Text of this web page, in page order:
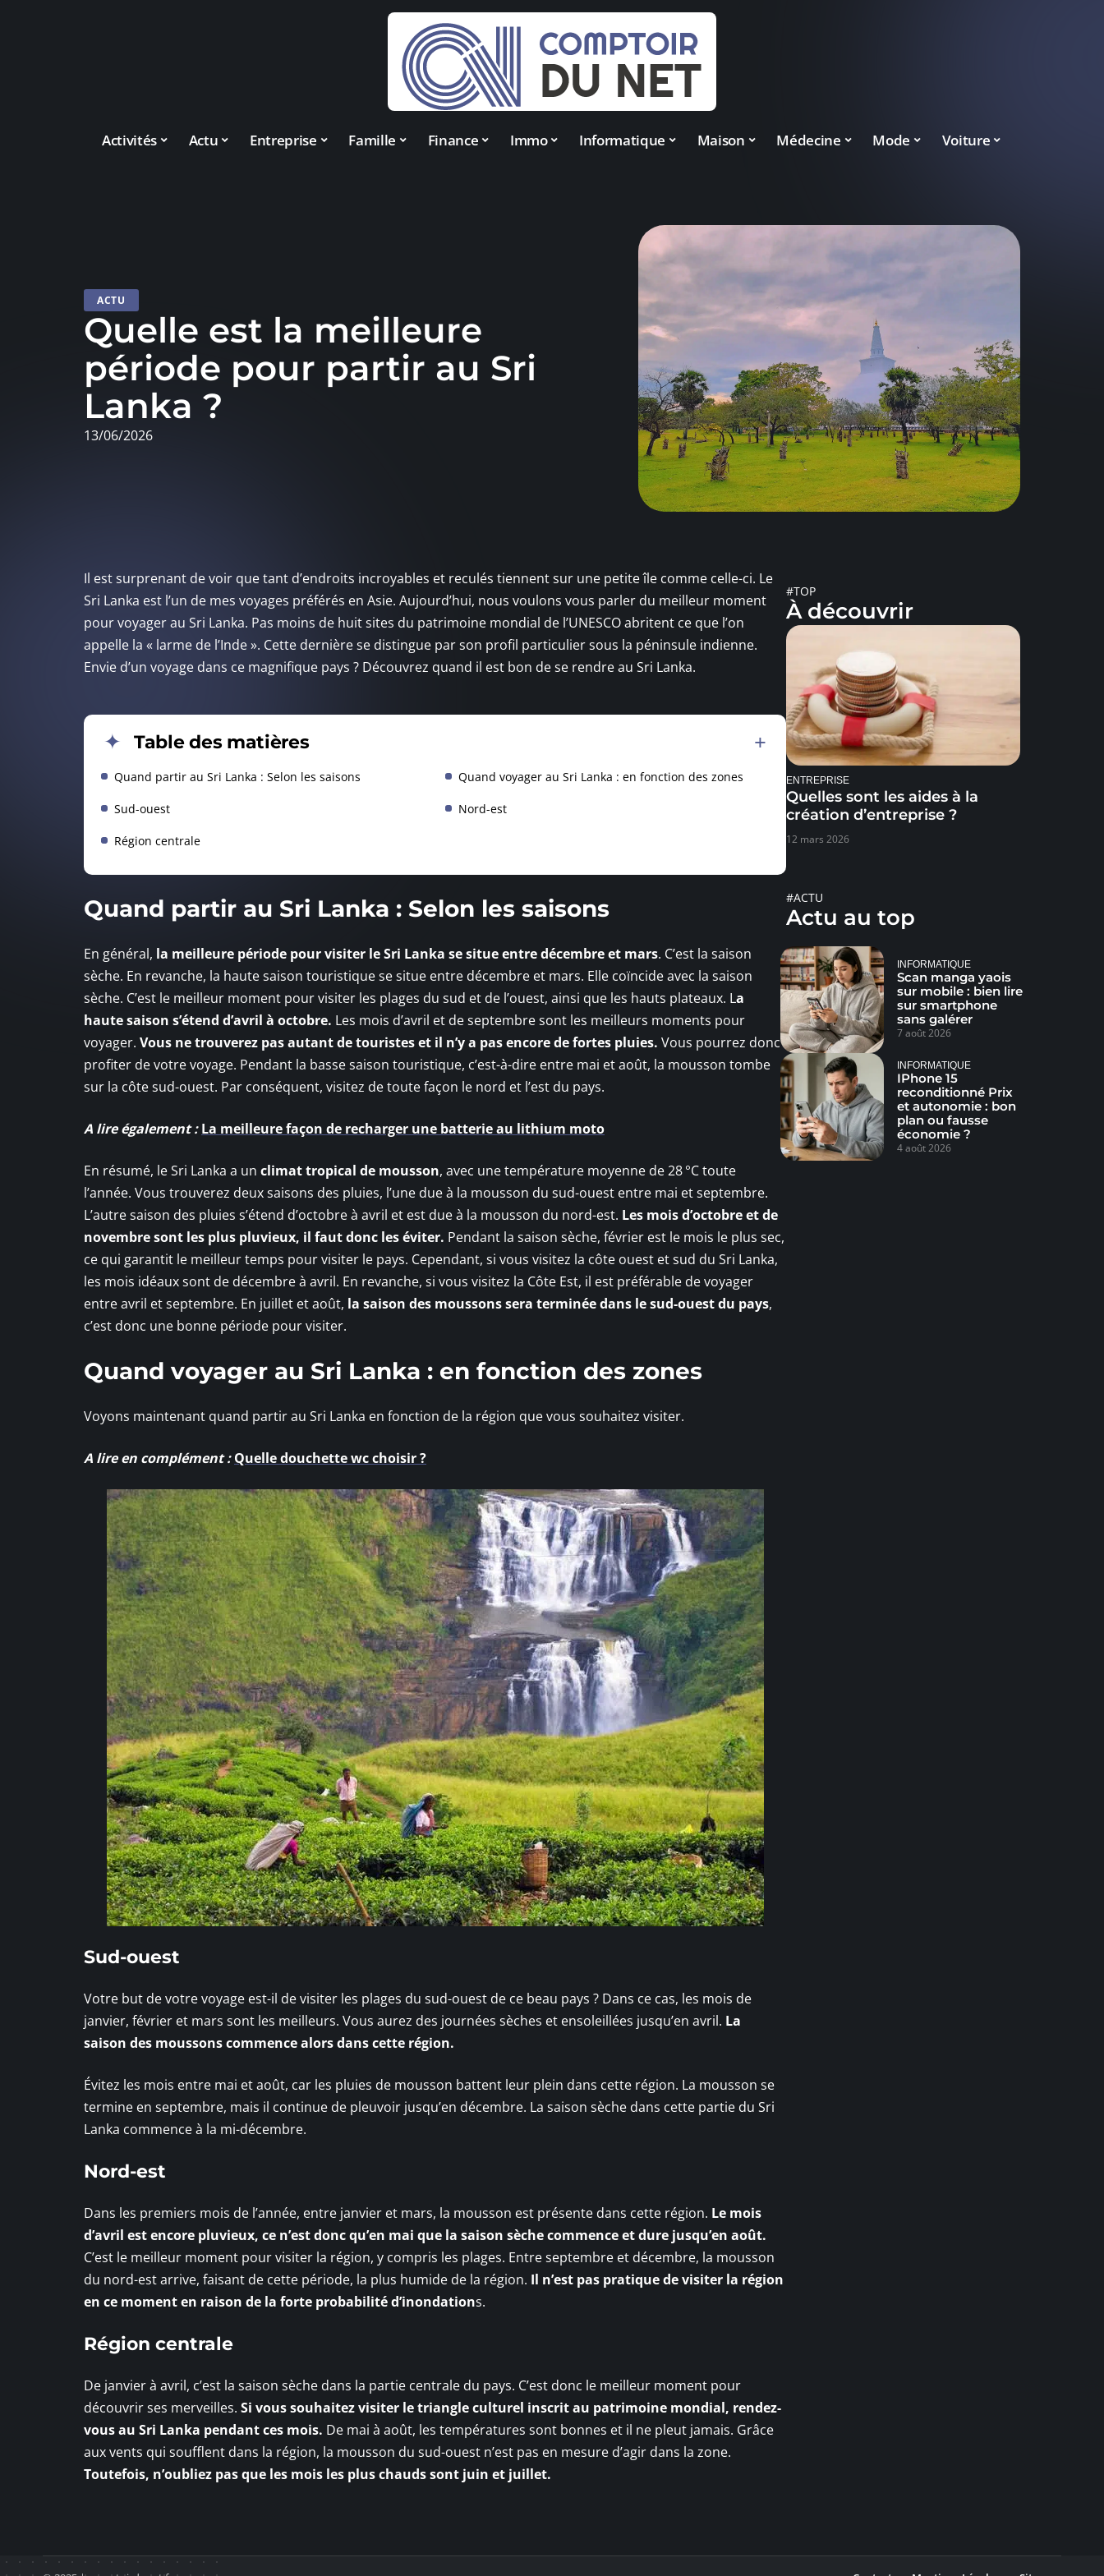
Activités Actu Entreprise Famille Finance Immo Informatique Maison Médecine Mode Voiture
ACTU
Quelle est la meilleure
période pour partir au Sri
Lanka ?
13/06/2026
Il est surprenant de voir que tant d’endroits incroyables et reculés tiennent sur une petite île comme celle-ci. Le
Sri Lanka est l’un de mes voyages préférés en Asie. Aujourd’hui, nous voulons vous parler du meilleur moment
pour voyager au Sri Lanka. Pas moins de huit sites du patrimoine mondial de l’UNESCO abritent ce que l’on
appelle la « larme de l’Inde ». Cette dernière se distingue par son profil particulier sous la péninsule indienne.
Envie d’un voyage dans ce magnifique pays ? Découvrez quand il est bon de se rendre au Sri Lanka.
Table des matières
Quand partir au Sri Lanka : Selon les saisons Quand voyager au Sri Lanka : en fonction des zones
Sud-ouest Nord-est
Région centrale
Quand partir au Sri Lanka : Selon les saisons
En général, la meilleure période pour visiter le Sri Lanka se situe entre décembre et mars. C’est la saison
sèche. En revanche, la haute saison touristique se situe entre décembre et mars. Elle coïncide avec la saison
sèche. C’est le meilleur moment pour visiter les plages du sud et de l’ouest, ainsi que les hauts plateaux. La
haute saison s’étend d’avril à octobre. Les mois d’avril et de septembre sont les meilleurs moments pour
voyager. Vous ne trouverez pas autant de touristes et il n’y a pas encore de fortes pluies. Vous pourrez donc
profiter de votre voyage. Pendant la basse saison touristique, c’est-à-dire entre mai et août, la mousson tombe
sur la côte sud-ouest. Par conséquent, visitez de toute façon le nord et l’est du pays.
A lire également : La meilleure façon de recharger une batterie au lithium moto
En résumé, le Sri Lanka a un climat tropical de mousson, avec une température moyenne de 28 °C toute
l’année. Vous trouverez deux saisons des pluies, l’une due à la mousson du sud-ouest entre mai et septembre.
L’autre saison des pluies s’étend d’octobre à avril et est due à la mousson du nord-est. Les mois d’octobre et de
novembre sont les plus pluvieux, il faut donc les éviter. Pendant la saison sèche, février est le mois le plus sec,
ce qui garantit le meilleur temps pour visiter le pays. Cependant, si vous visitez la côte ouest et sud du Sri Lanka,
les mois idéaux sont de décembre à avril. En revanche, si vous visitez la Côte Est, il est préférable de voyager
entre avril et septembre. En juillet et août, la saison des moussons sera terminée dans le sud-ouest du pays,
c’est donc une bonne période pour visiter.
Quand voyager au Sri Lanka : en fonction des zones
Voyons maintenant quand partir au Sri Lanka en fonction de la région que vous souhaitez visiter.
A lire en complément : Quelle douchette wc choisir ?
Sud-ouest
Votre but de votre voyage est-il de visiter les plages du sud-ouest de ce beau pays ? Dans ce cas, les mois de
janvier, février et mars sont les meilleurs. Vous aurez des journées sèches et ensoleillées jusqu’en avril. La
saison des moussons commence alors dans cette région.
Évitez les mois entre mai et août, car les pluies de mousson battent leur plein dans cette région. La mousson se
termine en septembre, mais il continue de pleuvoir jusqu’en décembre. La saison sèche dans cette partie du Sri
Lanka commence à la mi-décembre.
Nord-est
Dans les premiers mois de l’année, entre janvier et mars, la mousson est présente dans cette région. Le mois
d’avril est encore pluvieux, ce n’est donc qu’en mai que la saison sèche commence et dure jusqu’en août.
C’est le meilleur moment pour visiter la région, y compris les plages. Entre septembre et décembre, la mousson
du nord-est arrive, faisant de cette période, la plus humide de la région. Il n’est pas pratique de visiter la région
en ce moment en raison de la forte probabilité d’inondations.
Région centrale
De janvier à avril, c’est la saison sèche dans la partie centrale du pays. C’est donc le meilleur moment pour
découvrir ses merveilles. Si vous souhaitez visiter le triangle culturel inscrit au patrimoine mondial, rendez-
vous au Sri Lanka pendant ces mois. De mai à août, les températures sont bonnes et il ne pleut jamais. Grâce
aux vents qui soufflent dans la région, la mousson du sud-ouest n’est pas en mesure d’agir dans la zone.
Toutefois, n’oubliez pas que les mois les plus chauds sont juin et juillet.
#TOP
À découvrir
ENTREPRISE
Quelles sont les aides à la
création d’entreprise ?
12 mars 2026
#ACTU
Actu au top
INFORMATIQUE
Scan manga yaois
sur mobile : bien lire
sur smartphone
sans galérer
7 août 2026
INFORMATIQUE
IPhone 15
reconditionné Prix
et autonomie : bon
plan ou fausse
économie ?
4 août 2026